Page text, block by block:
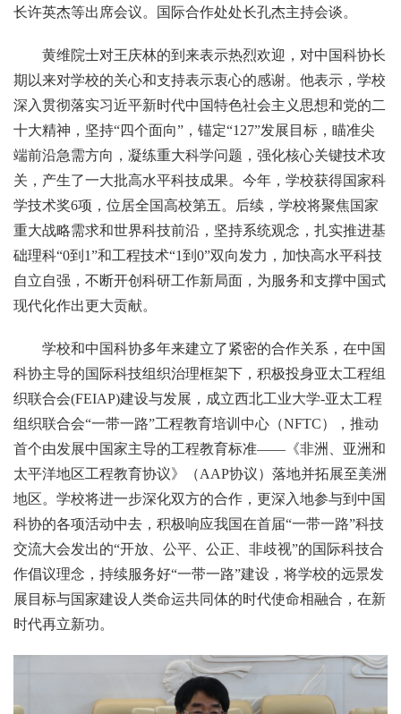
长许英杰等出席会议。国际合作处处长孔杰主持会谈。
黄维院士对王庆林的到来表示热烈欢迎，对中国科协长
期以来对学校的关心和支持表示衷心的感谢。他表示，学校
深入贯彻落实习近平新时代中国特色社会主义思想和党的二
十大精神，坚持“四个面向”，锚定“127”发展目标，瞄准尖
端前沿急需方向，凝练重大科学问题，强化核心关键技术攻
关，产生了一大批高水平科技成果。今年，学校获得国家科
学技术奖6项，位居全国高校第五。后续，学校将聚焦国家
重大战略需求和世界科技前沿，坚持系统观念，扎实推进基
础理科“0到1”和工程技术“1到0”双向发力，加快高水平科技
自立自强，不断开创科研工作新局面，为服务和支撑中国式
现代化作出更大贡献。
学校和中国科协多年来建立了紧密的合作关系，在中国
科协主导的国际科技组织治理框架下，积极投身亚太工程组
织联合会(FEIAP)建设与发展，成立西北工业大学-亚太工程
组织联合会“一带一路”工程教育培训中心（NFTC），推动
首个由发展中国家主导的工程教育标准——《非洲、亚洲和
太平洋地区工程教育协议》（AAP协议）落地并拓展至美洲
地区。学校将进一步深化双方的合作，更深入地参与到中国
科协的各项活动中去，积极响应我国在首届“一带一路”科技
交流大会发出的“开放、公平、公正、非歧视”的国际科技合
作倡议理念，持续服务好“一带一路”建设，将学校的远景发
展目标与国家建设人类命运共同体的时代使命相融合，在新
时代再立新功。